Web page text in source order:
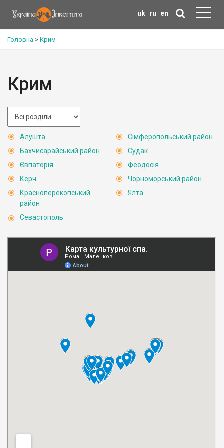
uk ru en
Головна > Крим
Крим
Алушта
Бахчисарайський район
Євпаторія
Керч
Красноперекопський
район
Севастополь
Сімферопольський район
Судак
Феодосія
Чорноморський район
Ялта